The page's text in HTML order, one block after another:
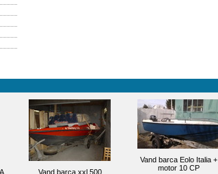
Vand barca xxl 500
Vand barca Eolo Italia +
motor 10 CP